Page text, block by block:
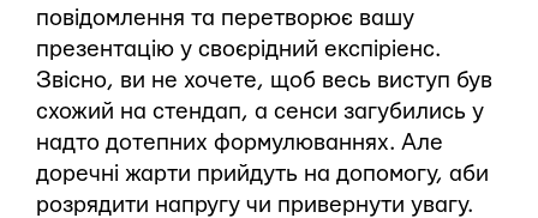
повідомлення та перетворює вашу
презентацію у своєрідний експіріенс.
Звісно, ви не хочете, щоб весь виступ був
схожий на стендап, а сенси загубились у
надто дотепних формулюваннях. Але
доречні жарти прийдуть на допомогу, аби
розрядити напругу чи привернути увагу.